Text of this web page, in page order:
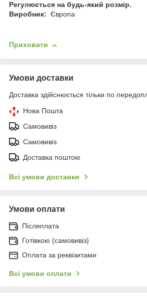
Регулюється на будь-який розмір.
Виробник: Європа
Приховати
Умови доставки
Доставка здійснюється тільки по
Нова Пошта
Самовивіз
Самовивіз
Доставка поштою
Всі умови доставки
Умови оплати
Післяплата
Готівкою (самовивіз)
Оплата за реквізитами
Всі умови оплати